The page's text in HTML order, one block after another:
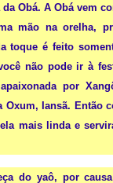
Obá. A Obá vem
mão na orelha,
toque é feito
não pode ir à
por
Iansã. Então
mais linda e
do yaô, por